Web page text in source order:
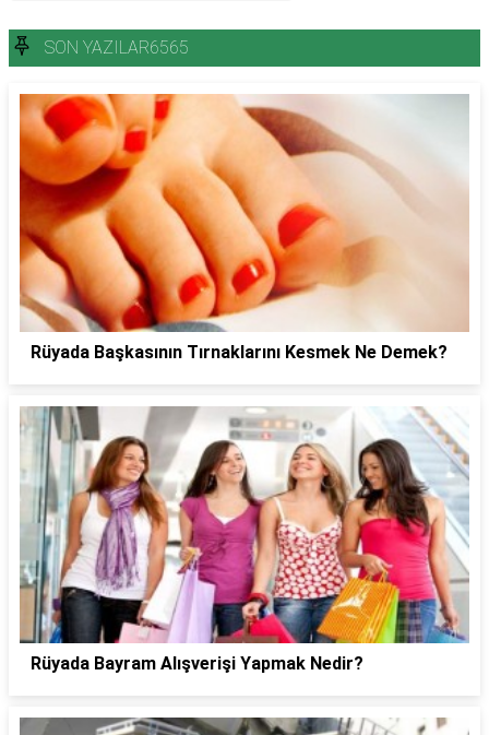
SON YAZILAR6565
Rüyada Başkasının Tırnaklarını Kesmek Ne Demek?
Rüyada Bayram Alışverişi Yapmak Nedir?